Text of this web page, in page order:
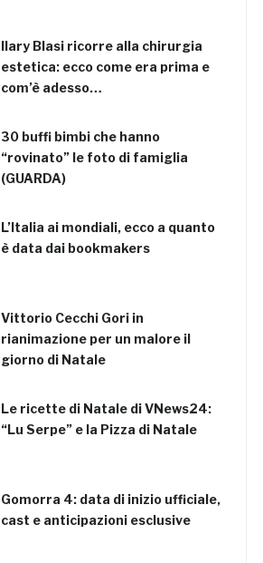
Ilary Blasi ricorre alla chirurgia
estetica: ecco come era prima e
com’è adesso…
30 buffi bimbi che hanno
“rovinato” le foto di famiglia
(GUARDA)
L’Italia ai mondiali, ecco a quanto
è data dai bookmakers
Vittorio Cecchi Gori in
rianimazione per un malore il
giorno di Natale
Le ricette di Natale di VNews24:
“Lu Serpe” e la Pizza di Natale
Gomorra 4: data di inizio ufficiale,
cast e anticipazioni esclusive